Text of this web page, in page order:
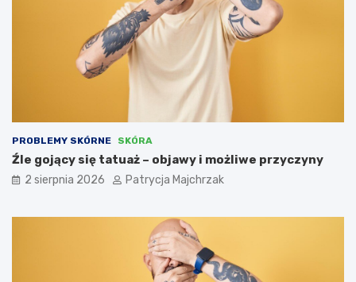
PROBLEMY SKÓRNE SKÓRA
Źle gojący się tatuaż – objawy i możliwe przyczyny
2 sierpnia 2026 Patrycja Majchrzak